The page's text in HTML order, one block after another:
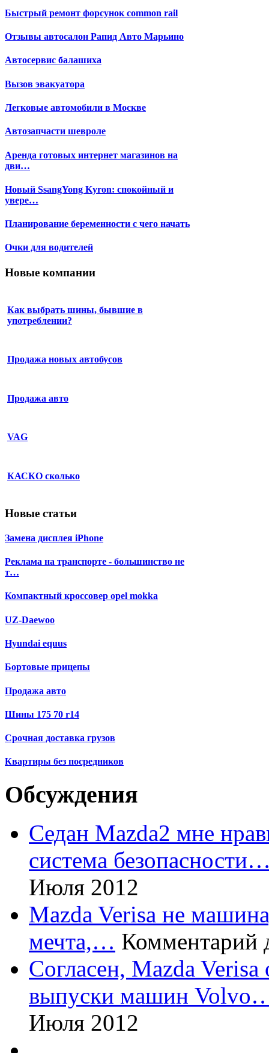
Быстрый ремонт форсунок common rail
Отзывы автосалон Рапид Авто Марьино
Автосервис балашиха
Вызов эвакуатора
Легковые автомобили в Москве
Автозапчасти шевроле
Аренда готовых интернет магазинов на
дви…
Новый SsangYong Kyron: спокойный и
увере…
Планирование беременности с чего начать
Очки для водителей
Новые компании
Как выбрать шины, бывшие в
употреблении?
Продажа новых автобусов
Продажа авто
VAG
КАСКО сколько
Новые статьи
Замена дисплея iPhone
Реклама на транспорте - большинство не
т…
Компактный кроссовер opel mokka
UZ-Daewoo
Hyundai equus
Бортовые прицепы
Продажа авто
Шины 175 70 r14
Срочная доставка грузов
Квартиры без посредников
Обсуждения
Седан Mazda2 мне
система
Июля 2012
Mazda Verisa не
мечта,… Комментарий
Согласен, Mazda
выпуски машин
Июля 2012